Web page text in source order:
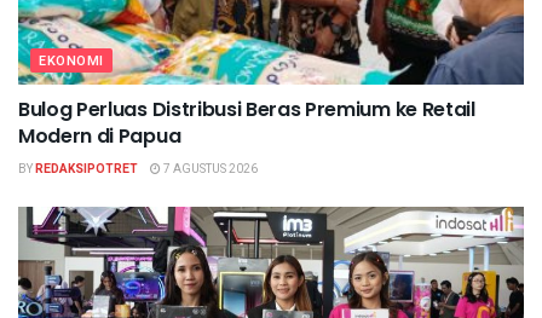
EKONOMI
Bulog Perluas Distribusi Beras Premium ke Retail
Modern di Papua
BYREDAKSIPOTRET 7 AGUSTUS 2026